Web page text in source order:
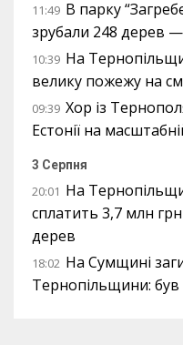
11:49 В парку
зрубали 248 дерев
10:39 На
велику пожежу на
09:39 Хор із
Естонії на
3 Серпня
20:01 На
сплатить 3,7 млн
дерев
18:02 На Сумщині
Тернопільщини: